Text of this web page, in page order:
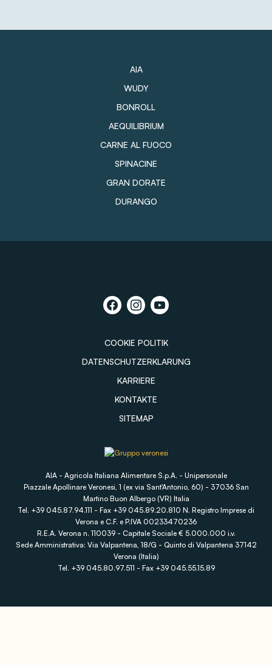
AIA
WUDY
BONROLL
AEQUILIBRIUM
CARNE AL FUOCO
SPINACINE
GRAN DORATE
DURANGO
COOKIE POLITIK
DATENSCHUTZERKLARUNG
KARRIERE
KONTAKTE
SITEMAP
AIA - Agricola Italiana Alimentare S.p.A. - Unipersonale
Piazzale Apollinare Veronesi, 1 (ex via Sant'Antonio, 60) - 37036 San
Martino Buon Albergo (VR) Italia
Tel. +39 045.87.94.111 - Fax +39 045.89.20.810 N. Registro Imprese di
Verona e C.F. e P.IVA 00233470236
R.E.A. Verona n. 110039 - Capitale Sociale € 5.000.000 i.v.
Sede Amministrativa: Via Valpantena, 18/G - Quinto di Valpantena 37142
Verona (Italia)
Tel. +39 045.80.97.511 - Fax +39 045.55.15.89